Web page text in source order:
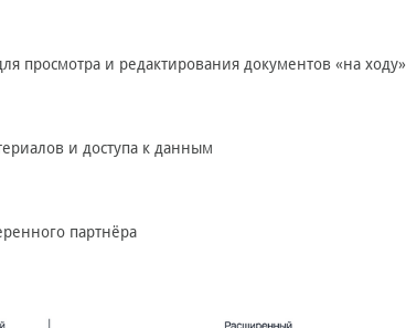
просмотра и редактирования документов «на ходу»
и доступа к данным
партнёра